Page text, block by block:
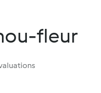
fleur